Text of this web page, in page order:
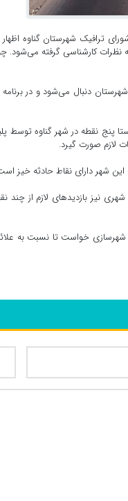
ترافیک شهرستان
نظرات کارشناسی گرفته
دنبال می‌شود و در
پنج نقطه در شهر گناوه
لازم صورت گیرد.
شهر دارای نقاط حادثه خیز
نیز بازدیدهای لازم از
و شهرسازی خواست تا نسبت به